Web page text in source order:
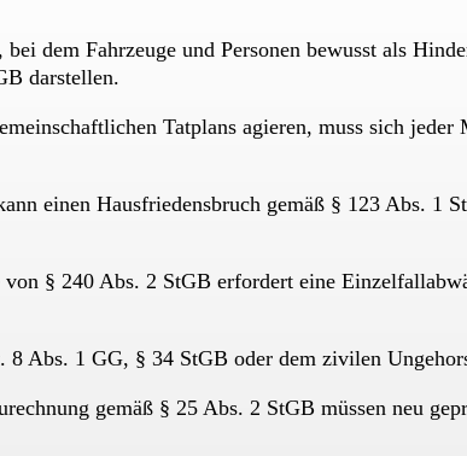
dem Fahrzeuge und Personen bewusst als
darstellen.
Tatplans agieren, muss sich
einen Hausfriedensbruch gemäß § 123 Abs. 1
§ 240 Abs. 2 StGB erfordert eine
Abs. 1 GG, § 34 StGB oder dem zivilen
gemäß § 25 Abs. 2 StGB müssen neu